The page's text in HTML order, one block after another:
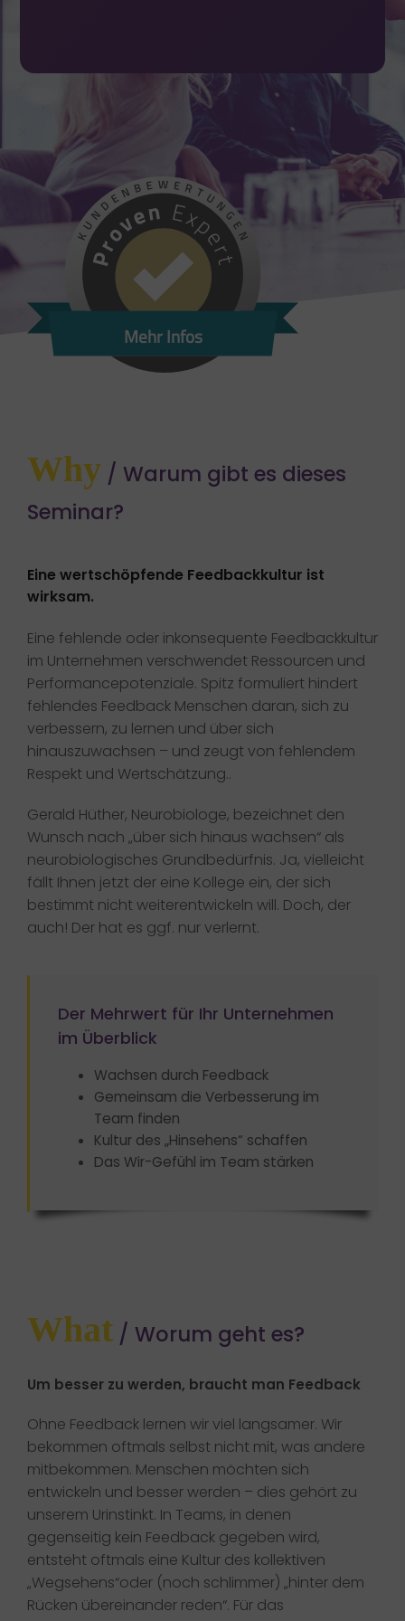
Mehr Infos
Why/ Warum gibt es dieses
Seminar?
Eine wertschöpfende Feedbackkultur ist
wirksam.
Eine fehlende oder inkonsequente Feedbackkultur
im Unternehmen verschwendet Ressourcen und
Performancepotenziale. Spitz formuliert hindert
fehlendes Feedback Menschen daran, sich zu
verbessern, zu lernen und über sich
hinauszuwachsen – und zeugt von fehlendem
Respekt und Wertschätzung..
Gerald Hüther, Neurobiologe, bezeichnet den
Wunsch nach „über sich hinaus wachsen“ als
neurobiologisches Grundbedürfnis. Ja, vielleicht
fällt Ihnen jetzt der eine Kollege ein, der sich
bestimmt nicht weiterentwickeln will. Doch, der
auch! Der hat es ggf. nur verlernt.
Der Mehrwert für Ihr Unternehmen
im Überblick​
Wachsen durch Feedback
Gemeinsam die Verbesserung im
Team finden
Kultur des „Hinsehens“ schaffen
Das Wir-Gefühl im Team stärken
What/ Worum geht es?
Um besser zu werden, braucht man Feedback​
Ohne Feedback lernen wir viel langsamer. Wir
bekommen oftmals selbst nicht mit, was andere
mitbekommen. Menschen möchten sich
entwickeln und besser werden – dies gehört zu
unserem Urinstinkt. In Teams, in denen
gegenseitig kein Feedback gegeben wird,
entsteht oftmals eine Kultur des kollektiven
„Wegsehens“oder (noch schlimmer) „hinter dem
Rücken übereinander reden“. Für das